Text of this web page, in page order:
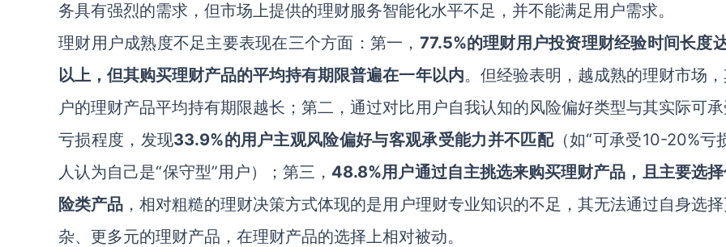
务具有强烈的需求，但市场上提供的理财服务智能化水平不足，并不能满足用户需求。
理财用户成熟度不足主要表现在三个方面：第一， 77.5%的理财用户投资理财经验时间长度
以上，但其购买理财产品的平均持有期限普遍在一年以内。但经验表明，越成熟的理财市场
户的理财产品平均持有期限越长；第二，通过对比用户自我认知的风险偏好类型与其实际可
亏损程度，发现33.9%的用户主观风险偏好与客观承受能力并不匹配（如“可承受10-20%亏
人认为自己是“保守型”用户）；第三， 48.8%用户通过自主挑选来购买理财产品，且主要选
险类产品 ，相对粗糙的理财决策方式体现的是用户理财专业知识的不足，其无法通过自身选
杂、更多元的理财产品，在理财产品的选择上相对被动。